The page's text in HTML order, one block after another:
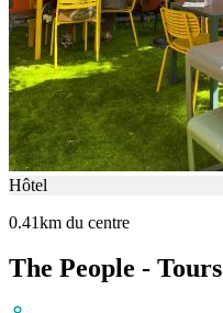
Hôtel
0.41km du centre
The People - Tours